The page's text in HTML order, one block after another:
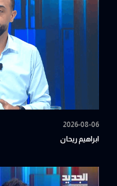
2026-08-06
ابراهيم ريحان